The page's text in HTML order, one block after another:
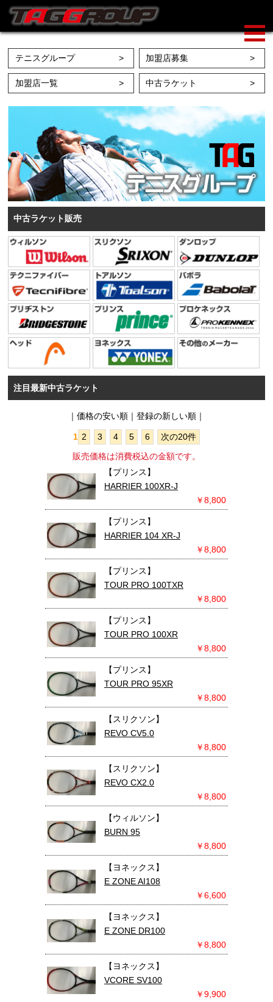
テニスグループ 加盟店募集
加盟店一覧 中古ラケット
中古ラケット販売
注目最新中古ラケット
｜ 価格の安い順 ｜登録の新しい順｜
1 2 3 4 5 6
次の20件
販売価格は消費税込の金額です。
【プリンス】
HARRIER 100XR-J
￥8,800
【プリンス】
HARRIER 104 XR-J
￥8,800
【プリンス】
TOUR PRO 100TXR
￥8,800
【プリンス】
TOUR PRO 100XR
￥8,800
【プリンス】
TOUR PRO 95XR
￥8,800
【スリクソン】
REVO CV5.0
￥8,800
【スリクソン】
REVO CX2.0
￥8,800
【ウィルソン】
BURN 95
￥8,800
【ヨネックス】
E ZONE AI108
￥6,600
【ヨネックス】
E ZONE DR100
￥8,800
【ヨネックス】
VCORE SV100
￥9,900